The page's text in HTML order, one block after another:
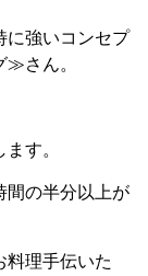
に強いコンセプ
≫さん。
す。
間の半分以上が
料理手伝いた